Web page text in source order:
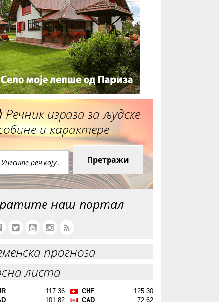
Речник израза за људске
и карактере
Претражи
наш портал
прогноза
листа